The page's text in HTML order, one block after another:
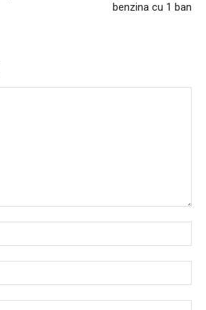
benzina cu 1 ban